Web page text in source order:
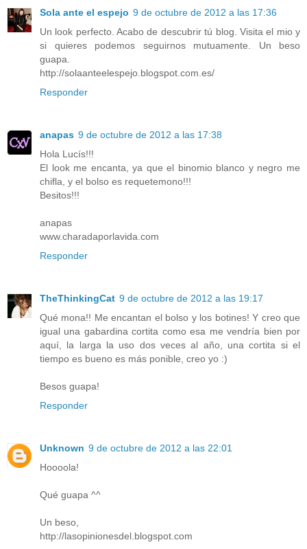
Sola ante el espejo 9 de octubre de 2012 a las 17:36
Un look perfecto. Acabo de descubrir tú blog. Visita el mio y
si quieres podemos seguirnos mutuamente. Un beso
guapa.
http://solaanteelespejo.blogspot.com.es/
Responder
anapas 9 de octubre de 2012 a las 17:38
Hola Lucís!!!
El look me encanta, ya que el binomio blanco y negro me
chifla, y el bolso es requetemono!!!
Besitos!!!
anapas
www.charadaporlavida.com
Responder
TheThinkingCat 9 de octubre de 2012 a las 19:17
Qué mona!! Me encantan el bolso y los botines! Y creo que
igual una gabardina cortita como esa me vendría bien por
aquí, la larga la uso dos veces al año, una cortita si el
tiempo es bueno es más ponible, creo yo :)
Besos guapa!
Responder
Unknown 9 de octubre de 2012 a las 22:01
Hoooola!
Qué guapa ^^
Un beso,
http://lasopinionesdel.blogspot.com